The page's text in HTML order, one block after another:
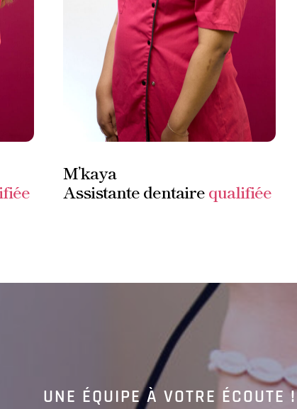
M’kaya
Assistante dentairequalifiée
UNE ÉQUIPE À VOTRE ÉCOUTE !